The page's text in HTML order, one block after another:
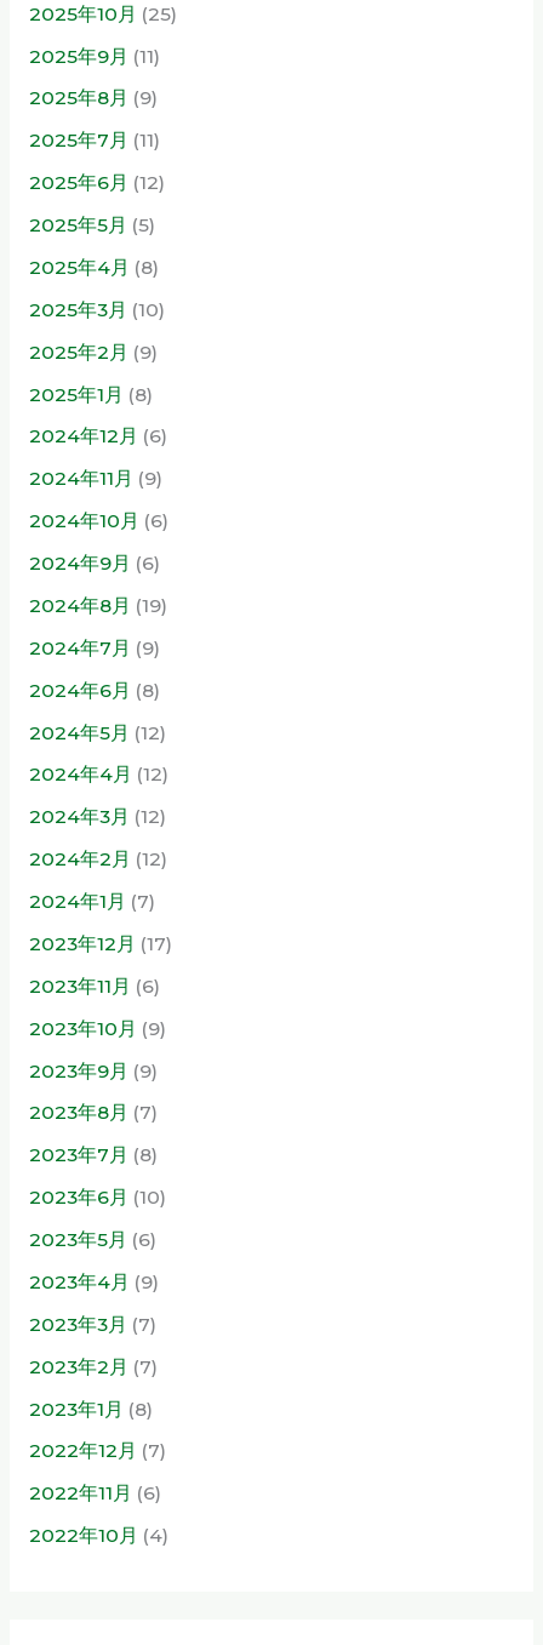
2025年10月 (25)
2025年9月 (11)
2025年8月 (9)
2025年7月 (11)
2025年6月 (12)
2025年5月 (5)
2025年4月 (8)
2025年3月 (10)
2025年2月 (9)
2025年1月 (8)
2024年12月 (6)
2024年11月 (9)
2024年10月 (6)
2024年9月 (6)
2024年8月 (19)
2024年7月 (9)
2024年6月 (8)
2024年5月 (12)
2024年4月 (12)
2024年3月 (12)
2024年2月 (12)
2024年1月 (7)
2023年12月 (17)
2023年11月 (6)
2023年10月 (9)
2023年9月 (9)
2023年8月 (7)
2023年7月 (8)
2023年6月 (10)
2023年5月 (6)
2023年4月 (9)
2023年3月 (7)
2023年2月 (7)
2023年1月 (8)
2022年12月 (7)
2022年11月 (6)
2022年10月 (4)